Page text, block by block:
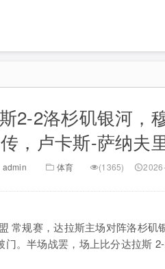
2-2洛杉矶银河，
传，卢卡斯-萨纳夫
admin 体育 (1365)
常规赛，达拉斯主场对阵洛杉
。半场战罢，场上比分达拉斯 2-